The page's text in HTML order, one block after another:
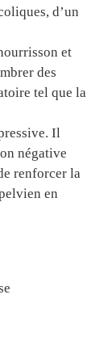
d’un
et
des
tel que la
Il
négative
renforcer la
en